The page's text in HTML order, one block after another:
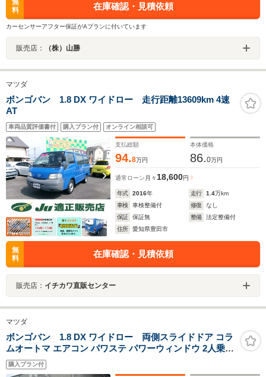
無
料
在庫確認・見積依頼
カーセンサーアフター保証がAプランに付いています
販売店： （株）山勝
マツダ
ボンゴバン 1.8 DX ワイドロー 走行距離13609km 4速
AT
車両品質評価書付 購入プラン付 オンライン相談可
支払総額
94.8万円
本体価格
86.0万円
通常ローン 月々 18,600円
年式 2016年 走行 1.4万km
車検
車検整備付 修復
なし
保証
保証無 整備
法定整備付
住所
愛知県豊田市
無
料
在庫確認・見積依頼
販売店： イチカワ直販センター
マツダ
ボンゴバン 1.8 DX ワイドロー 両側スライドドア コラ
ムオートマ エアコン パワステ パワーウィンドウ 2人乗り
ETC
購入プラン付